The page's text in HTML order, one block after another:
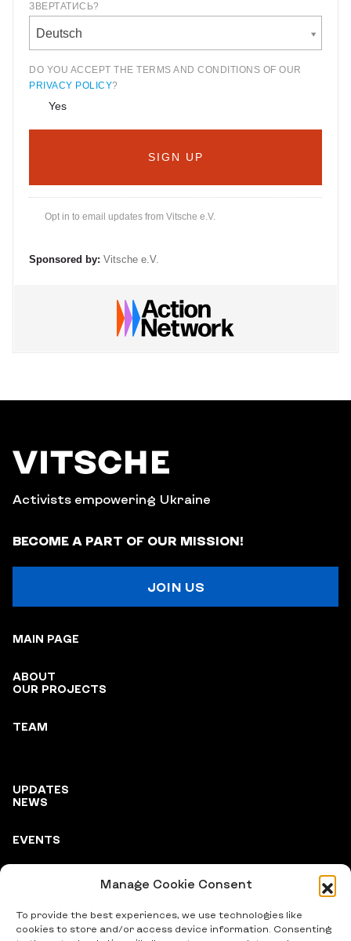
Manage Cookie Consent
To provide the best experiences, we use technologies like
cookies to store and/or access device information. Consenting
ЗВЕРТАТИСЬ?
Deutsch
DO YOU ACCEPT THE TERMS AND CONDITIONS OF OUR
PRIVACY POLICY?
Yes
Opt in to email updates from Vitsche e.V.
Sponsored by: Vitsche e.V.
Activists empowering Ukraine
BECOME A PART OF OUR MISSION!
JOIN US
MAIN PAGE
ABOUT
OUR PROJECTS
TEAM
UPDATES
NEWS
EVENTS